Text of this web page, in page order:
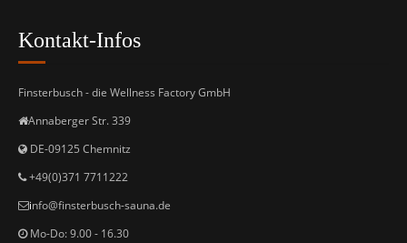
Kontakt-Infos
Finsterbusch - die Wellness Factory GmbH
Annaberger Str. 339
DE-09125 Chemnitz
+49(0)371 7711222
info@finsterbusch-sauna.de
Mo-Do: 9.00 - 16.30